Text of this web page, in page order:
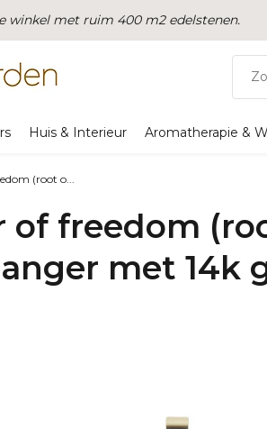
winkel met ruim 400 m2 edelstenen.
Huis & Interieur Aromatherapie &
(root o...
of freedom
met 14k